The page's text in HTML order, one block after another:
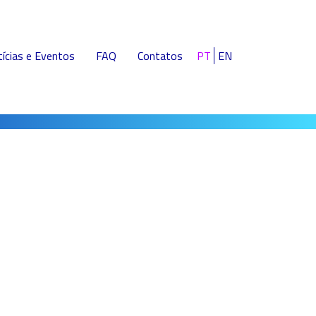
e Eventos FAQ Contatos PT EN